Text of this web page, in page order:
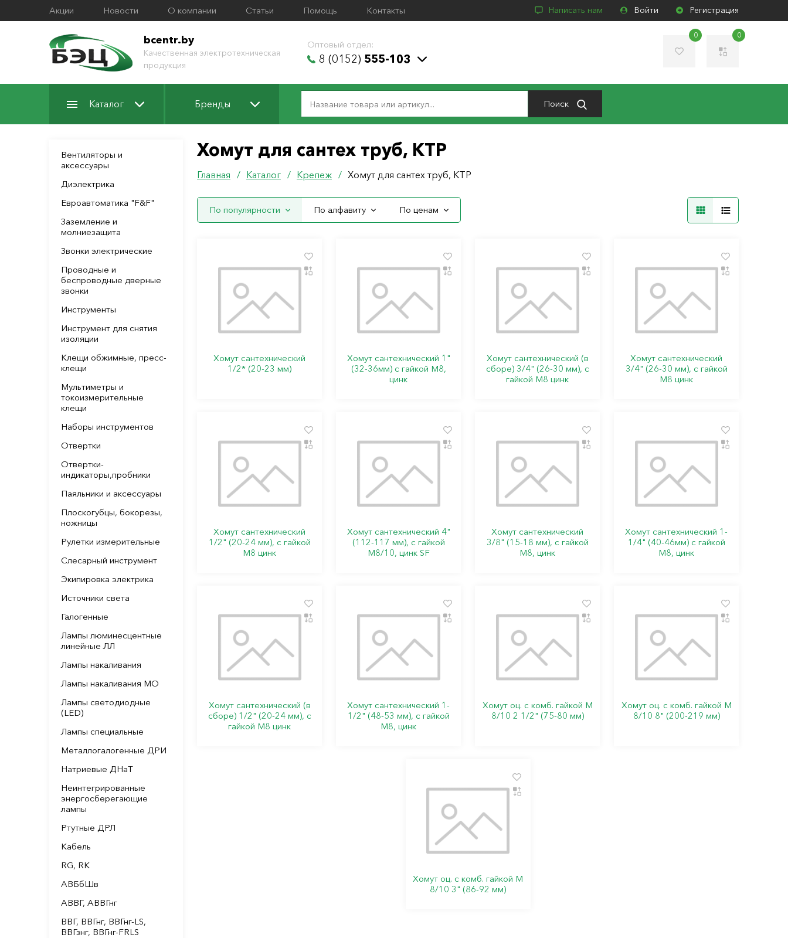
Акции Новости О компании Статьи Помощь Контакты Написать нам Войти Регистрация
bcentr.by
Качественная электротехническая
продукция
Оптовый отдел:
8 (0152) 555-103
0 0
Каталог Бренды Поиск
Вентиляторы и
аксессуары
Диэлектрика
Евроавтоматика "F&F"
Заземление и
молниезащита
Звонки электрические
Проводные и
беспроводные дверные
звонки
Инструменты
Инструмент для снятия
изоляции
Клещи обжимные, пресс-
клещи
Мультиметры и
токоизмерительные
клещи
Наборы инструментов
Отвертки
Отвертки-
индикаторы,пробники
Паяльники и аксессуары
Плоскогубцы, бокорезы,
ножницы
Рулетки измерительные
Слесарный инструмент
Экипировка электрика
Источники света
Галогенные
Лампы люминесцентные
линейные ЛЛ
Лампы накаливания
Лампы накаливания МО
Лампы светодиодные
(LED)
Лампы специальные
Металлогалогенные ДРИ
Натриевые ДНаТ
Неинтегрированные
энергосберегающие
лампы
Ртутные ДРЛ
Кабель
RG, RK
АВБбШв
АВВГ, АВВГнг
ВВГ, ВВГнг, ВВГнг-LS,
ВВГзнг, ВВГнг-FRLS
Хомут для сантех труб, КТР
Главная / Каталог / Крепеж / Хомут для сантех труб, КТР
По популярности По алфавиту По ценам
Хомут сантехнический
1/2* (20-23 мм)
Хомут сантехнический 1"
(32-36мм) с гайкой М8,
цинк
Хомут сантехнический (в
сборе) 3/4" (26-30 мм), с
гайкой М8 цинк
Хомут сантехнический
3/4" (26-30 мм), с гайкой
М8 цинк
Хомут сантехнический
1/2" (20-24 мм), с гайкой
М8 цинк
Хомут сантехнический 4"
(112-117 мм), с гайкой
М8/10, цинк SF
Хомут сантехнический
3/8" (15-18 мм), с гайкой
М8, цинк
Хомут сантехнический 1-
1/4" (40-46мм) с гайкой
М8, цинк
Хомут сантехнический (в
сборе) 1/2" (20-24 мм), с
гайкой М8 цинк
Хомут сантехнический 1-
1/2" (48-53 мм), с гайкой
М8, цинк
Хомут оц. с комб. гайкой М
8/10 2 1/2" (75-80 мм)
Хомут оц. с комб. гайкой М
8/10 8" (200-219 мм)
Хомут оц. с комб. гайкой М
8/10 3" (86-92 мм)